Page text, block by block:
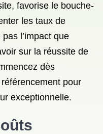
favorise le bouche-
les taux de
l’impact que
sur la réussite de
dès
pour
exceptionnelle.